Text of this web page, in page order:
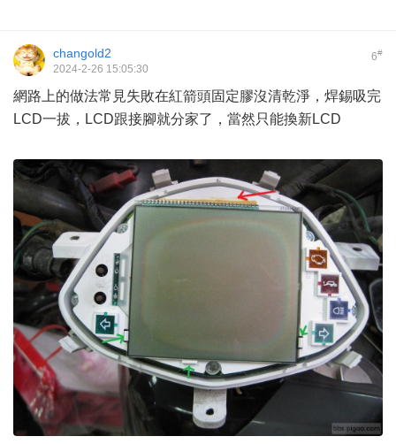
6#
changold2
2024-2-26 15:05:30
網路上的做法常見失敗在紅箭頭固定膠沒清乾淨，焊錫吸完
LCD一拔，LCD跟接腳就分家了，當然只能換新LCD